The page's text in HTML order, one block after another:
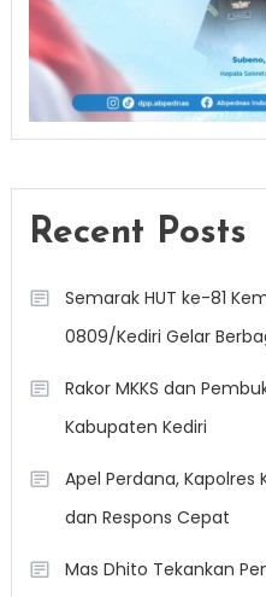
Recent Posts
Semarak HUT ke-81
0809/Kediri Gelar
Rakor MKKS dan
Kabupaten Kediri
Apel Perdana, Kapolres
dan Respons Cepat
Mas Dhito Tekankan